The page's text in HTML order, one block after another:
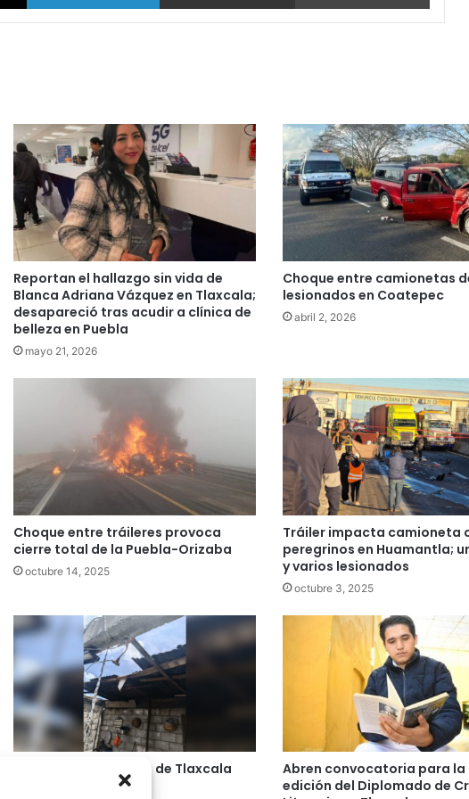
Reportan el hallazgo sin vida de
Blanca Adriana Vázquez en Tlaxcala;
desapareció tras acudir a clínica de
belleza en Puebla
mayo 21, 2026
Choque entre camionetas
lesionados en Coatepec
abril 2, 2026
Choque entre tráileres provoca
cierre total de la Puebla-Orizaba
octubre 14, 2025
Tráiler impacta camioneta
peregrinos en Huamantla;
y varios lesionados
octubre 3, 2025
Explosión en vivienda de Tlaxcala
deja dos heridos
Abren convocatoria para
edición del Diplomado de